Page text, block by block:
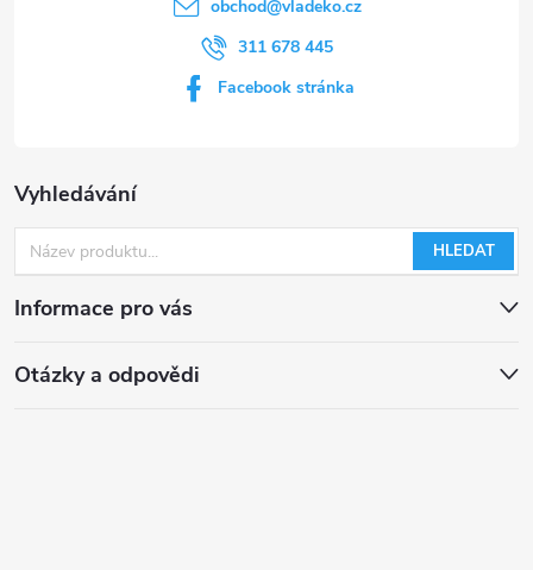
Vyhledávání
HLEDAT
Informace pro vás
Otázky a odpovědi
obchod@vladeko.cz
311 678 445
Facebook stránka